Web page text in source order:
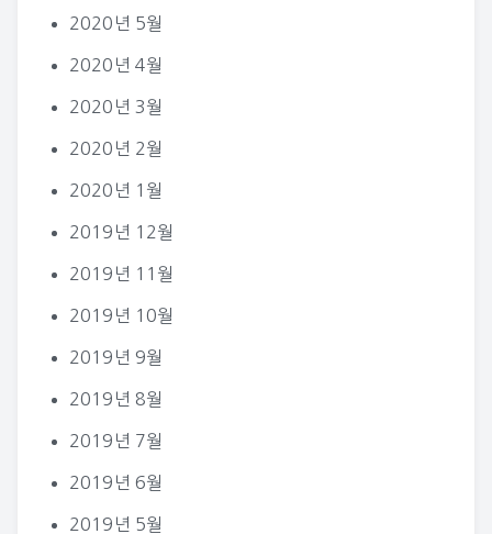
2020년 5월
2020년 4월
2020년 3월
2020년 2월
2020년 1월
2019년 12월
2019년 11월
2019년 10월
2019년 9월
2019년 8월
2019년 7월
2019년 6월
2019년 5월